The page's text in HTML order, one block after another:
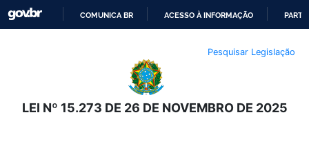
O
CONTEÚDO
COMUNICA BR ACESSO À INFORMAÇÃO
Pesquisar Legislação
LEI Nº 15.273 DE 26 DE NOVEMBRO DE 2025